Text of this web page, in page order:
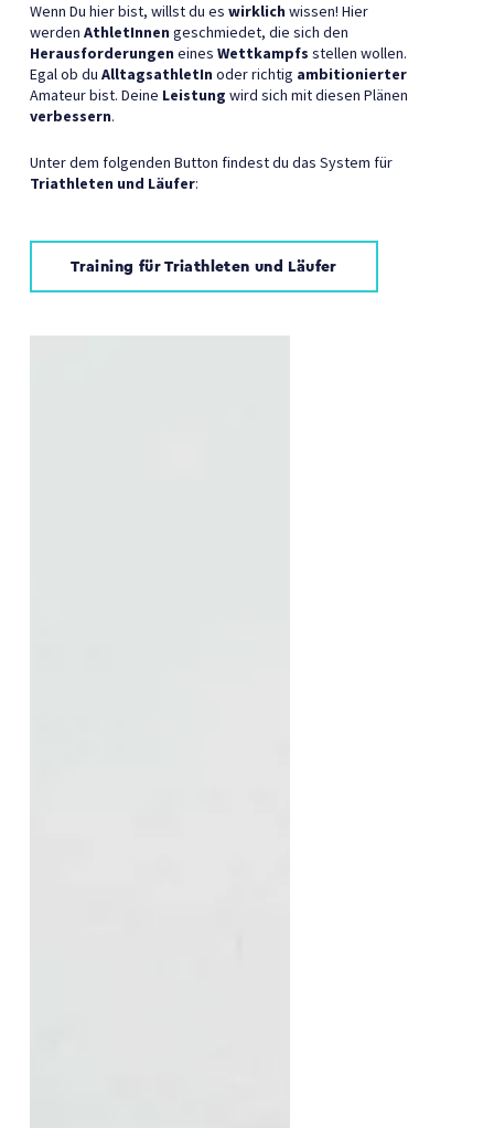
Wenn Du hier bist, willst du eswirklich wissen! Hier
werdenAthletInnen geschmiedet, die sich den
Herausforderungen einesWettkampfs stellen wollen.
Egal ob duAlltagsathletIn oder richtig ambitionierter
Amateur bist. Deine Leistung wird sich mit diesen Plänen
verbessern.
Unter dem folgenden Button findest du das System für
Triathleten und Läufer:
Training für Triathleten und Läufer